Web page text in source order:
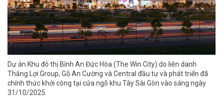
Dự án Khu đô thị Bình An Đức Hòa (The Win City) do liên danh
Thắng Lợi Group, Gỗ An Cường và Central đầu tư và phát triển đã
chính thức khởi công tại cửa ngõ khu Tây Sài Gòn vào sáng ngày
31/10/2025.